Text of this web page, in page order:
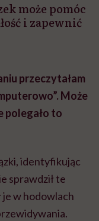
może pomóc
i zapewnić
przeczytałam
Może
polegało to
identyfikując
sprawdził te
w hodowlach